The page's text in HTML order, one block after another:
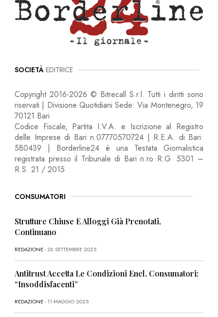
SOCIETÀ EDITRICE
Copyright 2016-2026 © Bitrecall S.r.l. Tutti i diritti sono
riservati | Divisione Quotidiani Sede: Via Montenegro, 19
70121 Bari
Codice Fiscale, Partita I.V.A. e Iscrizione al Registro
delle Imprese di Bari n.07770570724 | R.E.A. di Bari:
580439 | Borderline24 è una Testata Giornalistica
registrata presso il Tribunale di Bari n.ro R.G. 5301 –
R.S. 21 / 2015
CONSUMATORI
Strutture Chiuse E Alloggi Già Prenotati,
Continuano
REDAZIONE- 26 SETTEMBRE 2025
Antitrust Accetta Le Condizioni Enel, Consumatori:
“Insoddisfacenti”
REDAZIONE- 11 MAGGIO 2025